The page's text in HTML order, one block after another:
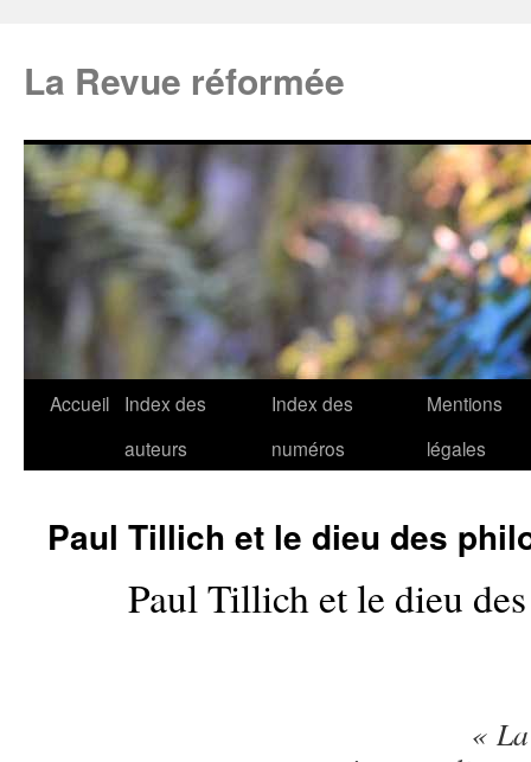
La Revue réformée
Accueil
Index des
auteurs
Index des
numéros
Mentions
légales
Paul Tillich et le dieu des
Paul Tillich et le dieu
«